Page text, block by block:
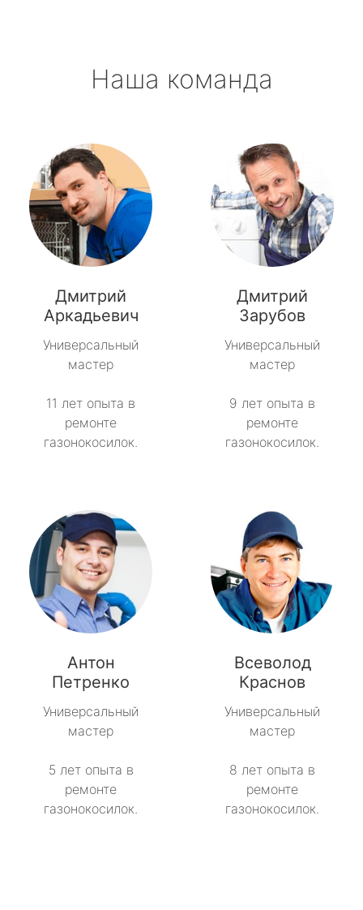
Рябово
Свирьстрой
Сиверский
Синявино
Советский
Тайцы
Толмачёво
Фёдоровское
Форносово
Янино-1
Наша команда
Дмитрий
Аркадьевич
Универсальный
мастер
11 лет опыта в
ремонте
газонокосилок.
Дмитрий
Зарубов
Универсальный
мастер
9 лет опыта в
ремонте
газонокосилок.
Антон
Петренко
Универсальный
мастер
5 лет опыта в
ремонте
газонокосилок.
Всеволод
Краснов
Универсальный
мастер
8 лет опыта в
ремонте
газонокосилок.